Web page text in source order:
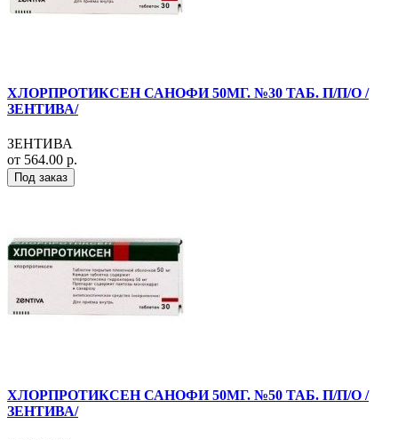
ХЛОРПРОТИКСЕН САНОФИ 50МГ. №30 ТАБ. П/П/О /
ЗЕНТИВА/
ЗЕНТИВА
от 564.00 р.
Под заказ
ХЛОРПРОТИКСЕН САНОФИ 50МГ. №50 ТАБ. П/П/О /
ЗЕНТИВА/